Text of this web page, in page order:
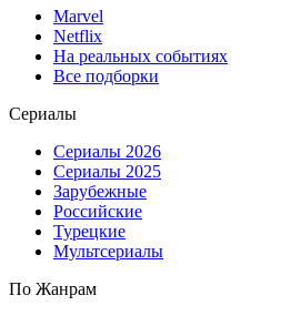
Marvel
Netflix
На реальных событиях
Все подборки
Сериалы
Сериалы 2026
Сериалы 2025
Зарубежные
Российские
Турецкие
Мультсериалы
По Жанрам